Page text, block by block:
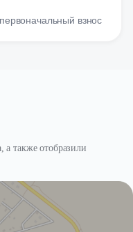
первоначальный взнос
также отобразили